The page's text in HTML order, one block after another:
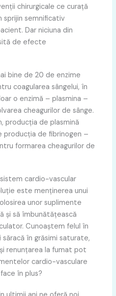
chirurgicale ce curață
semnificativ
Dar niciuna din
de efecte
bine de 20 de enzime
coagularea sângelui, în
o enzimă – plasmina –
cheagurilor de sânge.
producția de plasmină
producția de fibrinogen –
formarea cheagurilor de
cardio-vascular
este menținerea unui
unor suplimente
și să îmbunătățească
Cunoaștem felul în
în grăsimi saturate,
renunțarea la fumat pot
cardio-vasculare
în plus?